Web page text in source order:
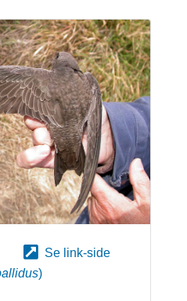
Se link-side
)